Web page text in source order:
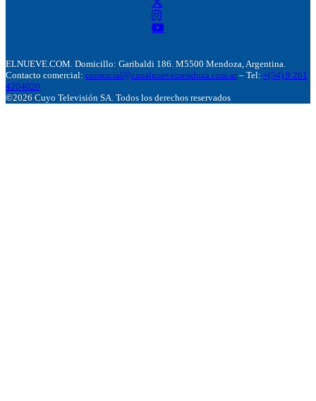
ELNUEVE.COM. Domicillo: Garibaldi 186. M5500 Mendoza, Argentina.
Contacto comercial: comercial@canalnuevemendoza.com.ar – Tel: +(54) 9 261
4204020
©2026 Cuyo Televisión SA. Todos los derechos reservados